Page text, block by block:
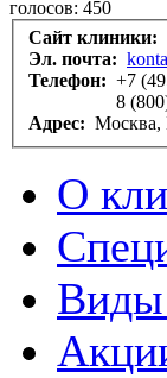
голосов: 450
Сайт клиники:
Эл. почта:
Телефон: +7
8
Адрес: Москва,
О
Виды